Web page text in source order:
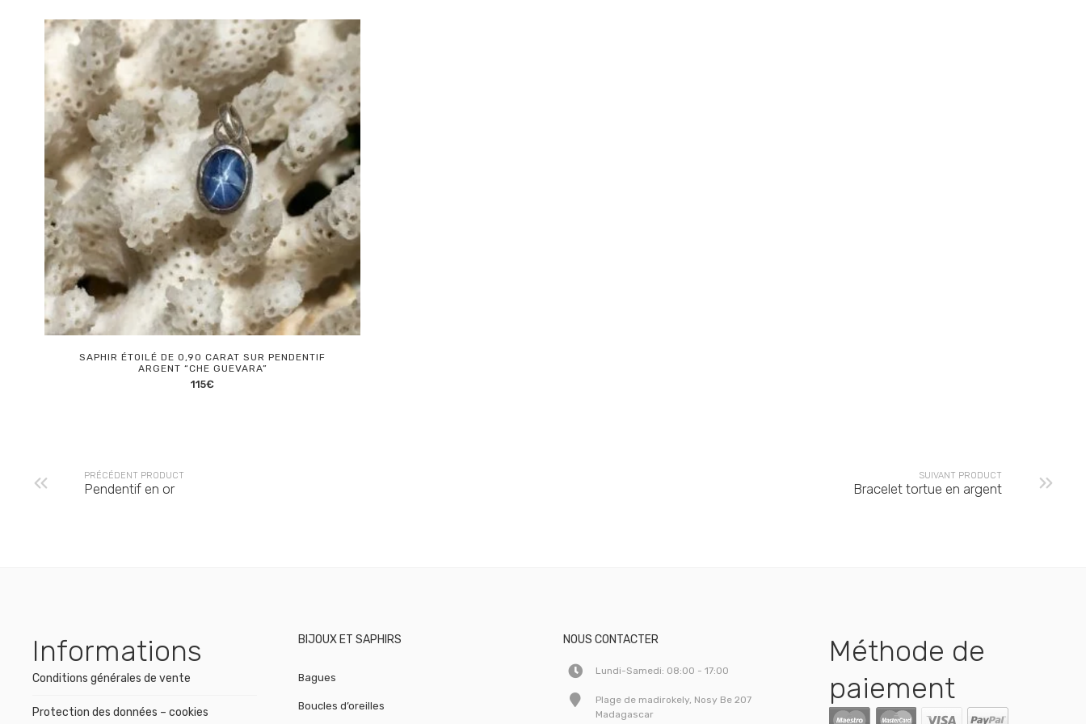
SAPHIR ÉTOILÉ DE 0,90 CARAT SUR PENDENTIF
ARGENT “CHE GUEVARA”
115€
PRÉCÉDENT PRODUCT
Pendentif en or
SUIVANT PRODUCT
Bracelet tortue en argent
Informations
Conditions générales de vente
Protection des données – cookies
BIJOUX ET SAPHIRS
Bagues
Boucles d’oreilles
NOUS CONTACTER
Lundi-Samedi: 08:00 - 17:00
Plage de madirokely, Nosy Be 207
Madagascar
Méthode de
paiement